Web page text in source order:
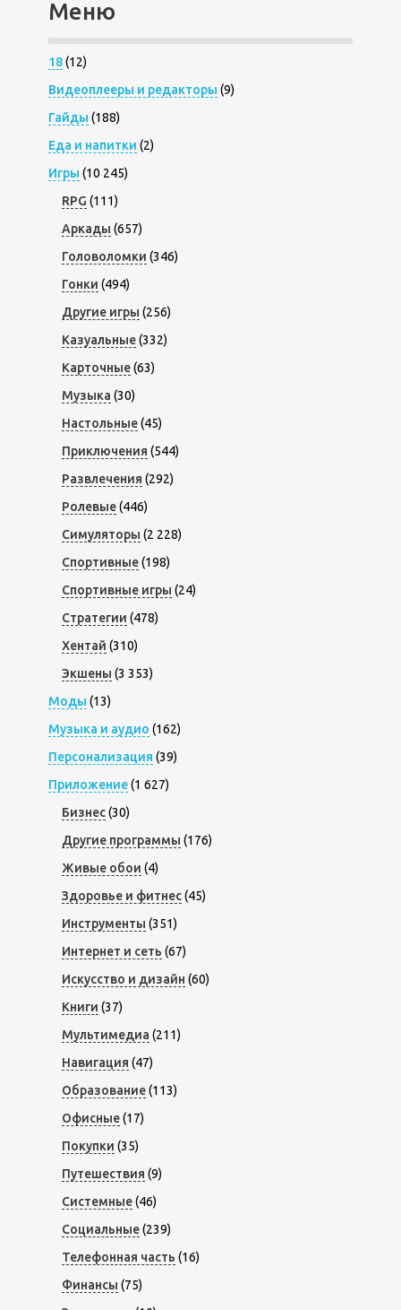
Меню
18(12)
Видеоплееры и редакторы (9)
Гайды (188)
Еда и напитки (2)
Игры (10 245)
RPG (111)
Аркады (657)
Головоломки (346)
Гонки (494)
Другие игры (256)
Казуальные(332)
Карточные(63)
Музыка (30)
Настольные(45)
Приключения (544)
Развлечения (292)
Ролевые(446)
Симуляторы (2 228)
Спортивные(198)
Спортивные игры (24)
Стратегии (478)
Хентай (310)
Экшены (3 353)
Моды (13)
Музыка и аудио (162)
Персонализация (39)
Приложение(1 627)
Бизнес(30)
Другие программы (176)
Живые обои (4)
Здоровье и фитнес(45)
Инструменты (351)
Интернет и сеть (67)
Искусство и дизайн (60)
Книги (37)
Мультимедиа (211)
Навигация (47)
Образование(113)
Офисные(17)
Покупки (35)
Путешествия (9)
Системные(46)
Социальные(239)
Телефонная часть (16)
Финансы (75)